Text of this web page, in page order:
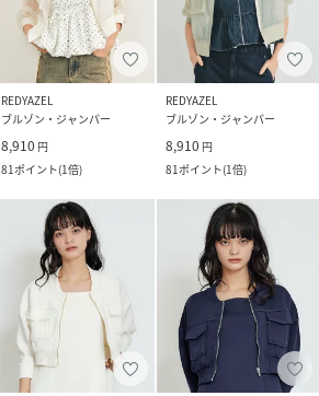
REDYAZEL
ブルゾン・ジャンパー
8,910 円
81ポイント(1倍)
REDYAZEL
ブルゾン・ジャンパー
8,910 円
81ポイント(1倍)